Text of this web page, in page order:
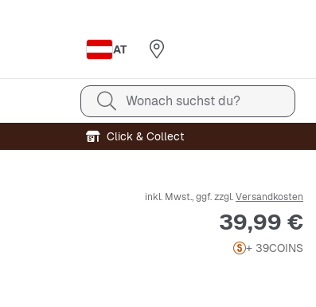
AT
Wonach suchst du?
Click & Collect
inkl. Mwst., ggf. zzgl.Versandkosten
Preis
39,99 €
+ 39COINS